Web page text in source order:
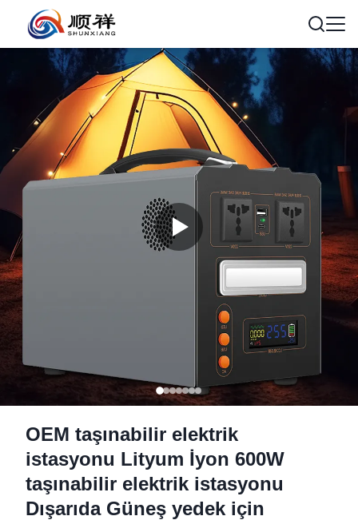
OEM taşınabilir elektrik
istasyonu Lityum İyon 600W
taşınabilir elektrik istasyonu
Dışarıda Güneş yedek için